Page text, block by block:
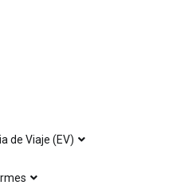
de Viaje (EV)